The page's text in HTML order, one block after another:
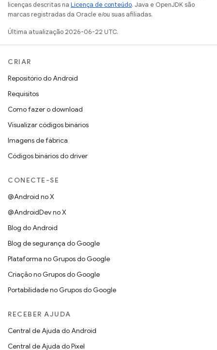
licenças descritas na Licença de conteúdo. Java e OpenJDK são
marcas registradas da Oracle e/ou suas afiliadas.
Última atualização 2026-06-22 UTC.
CRIAR
Repositório do Android
Requisitos
Como fazer o download
Visualizar códigos binários
Imagens de fábrica
Códigos binários do driver
CONECTE-SE
@Android no X
@AndroidDev no X
Blog do Android
Blog de segurança do Google
Plataforma no Grupos do Google
Criação no Grupos do Google
Portabilidade no Grupos do Google
RECEBER AJUDA
Central de Ajuda do Android
Central de Ajuda do Pixel